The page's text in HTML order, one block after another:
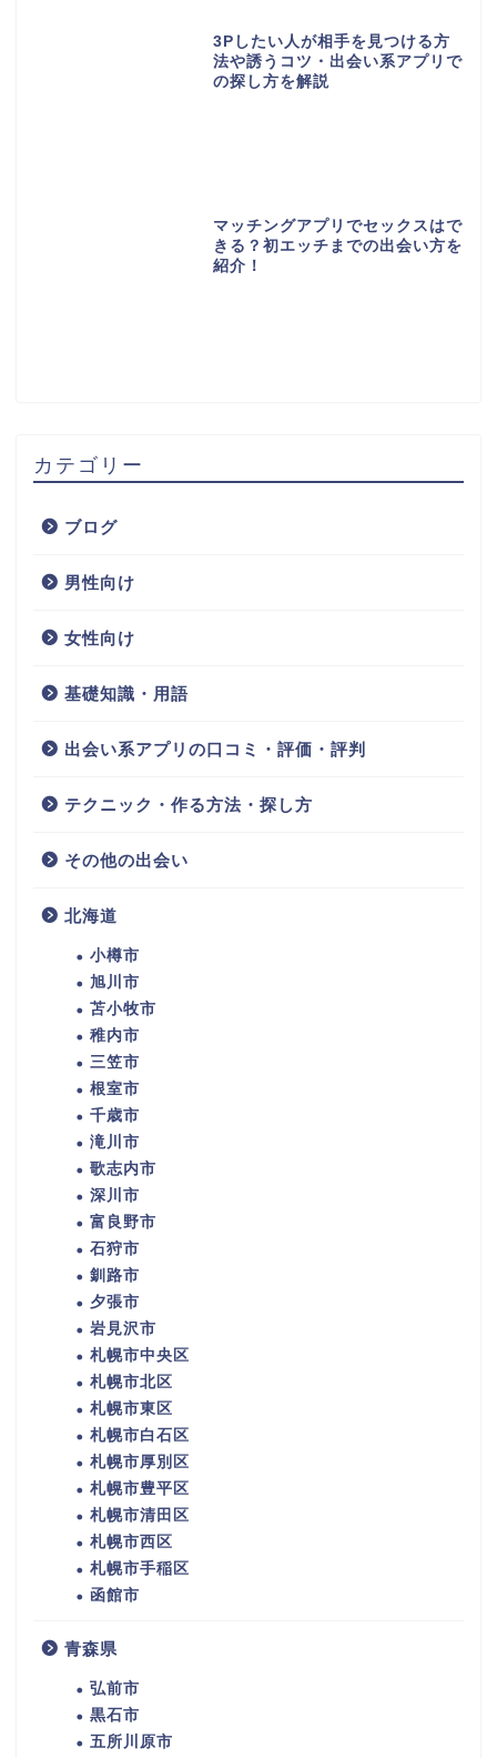
3Pしたい人が相手を見つける方
法や誘うコツ・出会い系アプリで
の探し方を解説
マッチングアプリでセックスはで
きる？初エッチまでの出会い方を
紹介！
カテゴリー
ブログ
男性向け
女性向け
基礎知識・用語
出会い系アプリの口コミ・評価・評判
テクニック・作る方法・探し方
その他の出会い
北海道
小樽市
旭川市
苫小牧市
稚内市
三笠市
根室市
千歳市
滝川市
歌志内市
深川市
富良野市
石狩市
釧路市
夕張市
岩見沢市
札幌市中央区
札幌市北区
札幌市東区
札幌市白石区
札幌市厚別区
札幌市豊平区
札幌市清田区
札幌市西区
札幌市手稲区
函館市
青森県
弘前市
黒石市
五所川原市